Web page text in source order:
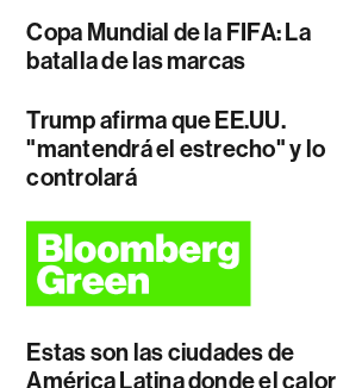
Copa Mundial de la FIFA: La
batalla de las marcas
Trump afirma que EE.UU.
"mantendrá el estrecho" y lo
controlará
Estas son las ciudades de
América Latina donde el calor